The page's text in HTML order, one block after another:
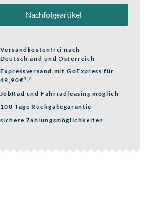
Nachfolgeartikel
Versandkostenfrei nach
Deutschland und Österreich
Expressversand mit GoExpress für
49,90€1,2
JobRad und Fahrradleasing möglich
100 Tage Rückgabegarantie
sichere Zahlungsmöglichkeiten